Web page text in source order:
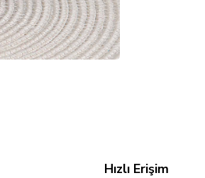
Hızlı Erişim